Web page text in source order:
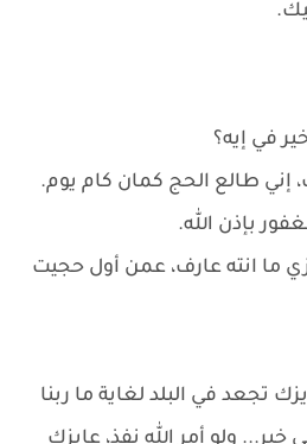
في إيه؟
إني طالع الحج كمان كام يوم.
بإذن الله.
ما انته عارف، عمن أول حجيت
تجعد في البلد لغاية ما ربنا
خير... ولو أمر الله نفذ، عايزك